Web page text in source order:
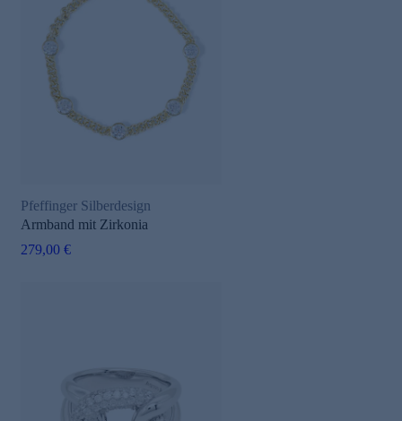
Pfeffinger Silberdesign
Armband mit Zirkonia
279,00 €